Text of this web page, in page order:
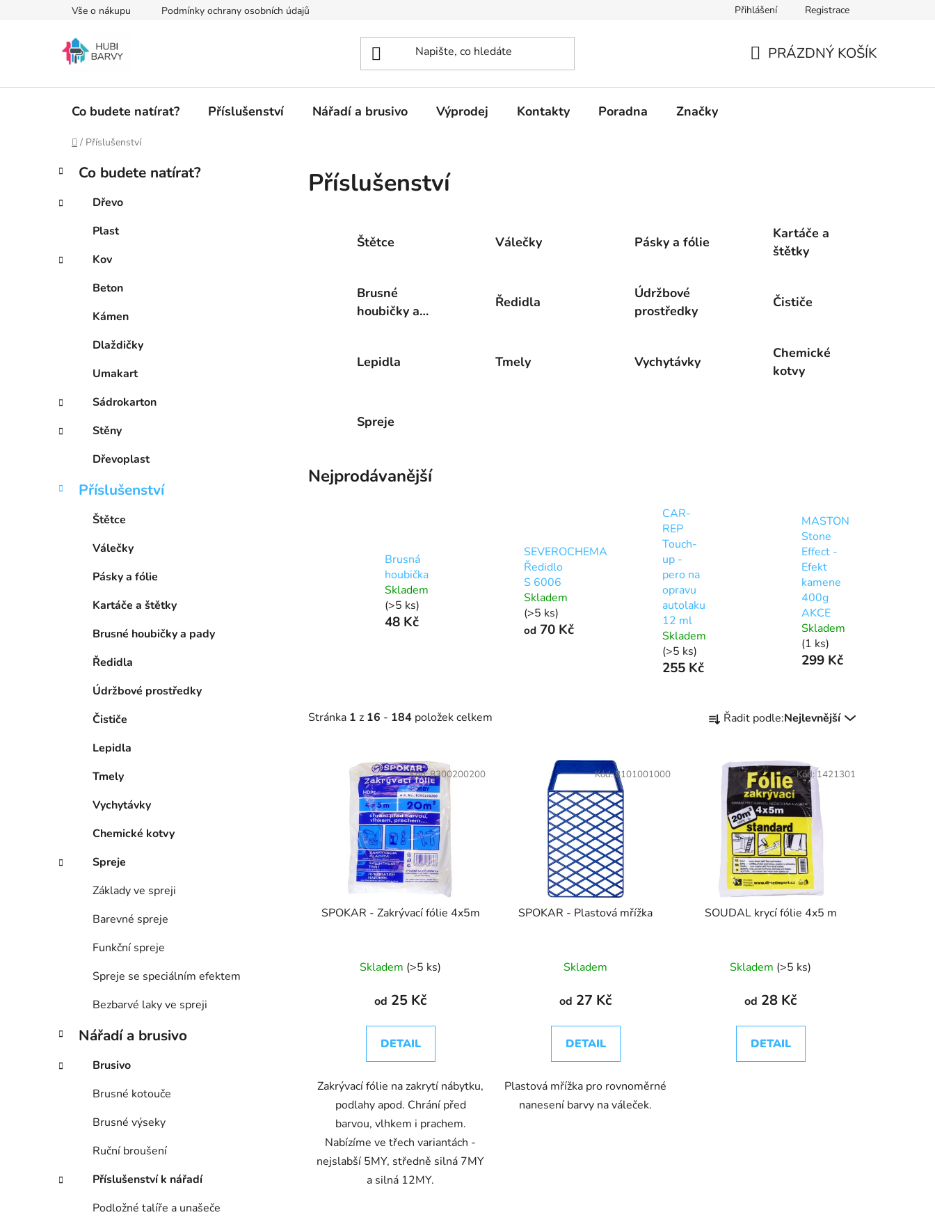
Vše o nákupu Podmínky ochrany osobních údajů Přihlášení Registrace
PRÁZDNÝ KOŠÍK
Co budete natírat? Příslušenství Nářadí a brusivo Výprodej Kontakty Poradna Značky
Domů
/ Příslušenství
P
s
a
l
Přeskočit
kategorie
K
a
e
r
Co budete natírat?
Dřevo
Plast
Kov
Beton
Kámen
Dlaždičky
Umakart
Sádrokarton
Stěny
Dřevoplast
Příslušenství
Štětce
Válečky
Pásky a fólie
Kartáče a štětky
Brusné houbičky a pady
Ředidla
Údržbové prostředky
Čističe
Lepidla
Tmely
Vychytávky
Chemické kotvy
Spreje
Základy ve spreji
Barevné spreje
Funkční spreje
Spreje se speciálním efektem
Bezbarvé laky ve spreji
Nářadí a brusivo
Brusivo
Brusné kotouče
Brusné výseky
Ruční broušení
Příslušenství k nářadí
Podložné talíře a unašeče
Příslušenství
Štětce Válečky Pásky a fólie
Kartáče a
štětky
Brusné
houbičky a
Ředidla
Údržbové
prostředky
Čističe
Lepidla Tmely Vychytávky
Chemické
kotvy
Spreje
Nejprodávanější
Brusná
houbička
Skladem
(>5 ks)
48 Kč
SEVEROCHEMA
Ředidlo
S 6006
Skladem
(>5 ks)
od70 Kč
CAR-
REP
Touch-
up -
pero na
opravu
autolaku
12 ml
Skladem
(>5 ks)
255 Kč
MASTON
Stone
Effect -
Efekt
kamene
400g
AKCE
Skladem
(1 ks)
299 Kč
Stránka 1 z 16 - 184 položek celkem
a
k
Řadit podle:Nejlevnější
SPOKAR - Zakrývací fólie 4x5m
Skladem (>5 ks)
od 25 Kč
DETAIL
Zakrývací fólie na zakrytí nábytku,
podlahy apod. Chrání před
barvou, vlhkem i prachem.
Nabízíme ve třech variantách -
nejslabší 5MY, středně silná 7MY
a silná 12MY.
Kód:8300200200
SPOKAR - Plastová mřížka
Skladem
od 27 Kč
DETAIL
Plastová mřížka pro rovnoměrné
nanesení barvy na váleček.
Kód:8101001000
SOUDAL krycí fólie 4x5 m
Skladem (>5 ks)
od 28 Kč
DETAIL
Kód:1421301